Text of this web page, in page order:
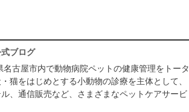
ブログ
古屋市内で動物病院ペットの健康管理をトータ
猫をはじめとする小動物の診療を主体として、
、通信販売など、さまざまなペットケアサービ